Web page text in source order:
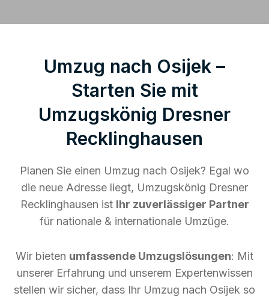
Umzug nach Osijek –
Starten Sie mit
Umzugskönig Dresner
Recklinghausen
Planen Sie einen Umzug nach Osijek? Egal wo
die neue Adresse liegt, Umzugskönig Dresner
Recklinghausen ist Ihr zuverlässiger Partner
für nationale & internationale Umzüge.
Wir bieten umfassende Umzugslösungen: Mit
unserer Erfahrung und unserem Expertenwissen
stellen wir sicher, dass Ihr Umzug nach Osijek so